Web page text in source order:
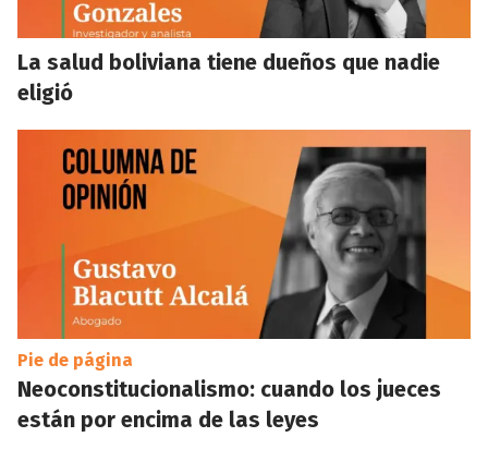
La salud boliviana tiene dueños que nadie
eligió
Pie de página
Neoconstitucionalismo: cuando los jueces
están por encima de las leyes